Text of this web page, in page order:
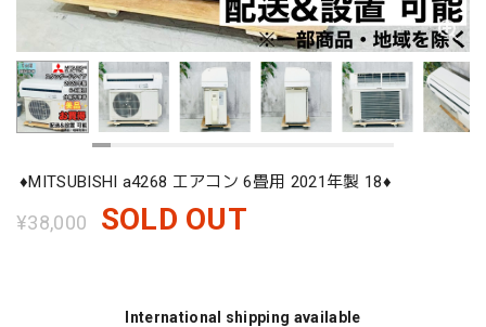
♦️MITSUBISHI a4268 エアコン 6畳用 2021年製 18♦️
¥38,000 SOLD OUT
International shipping available